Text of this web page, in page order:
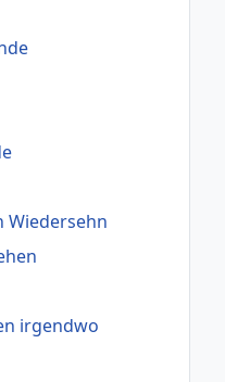
Wiedersehn
irgendwo